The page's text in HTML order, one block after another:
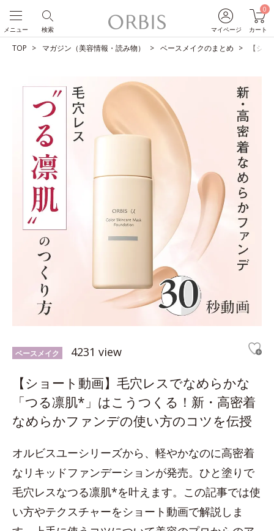
マイページ
0
カート
検索
メニュー
TOP マガジン（美容情報・読み物） ベースメイクのまとめ 【シ
ベースメイク 4231 view
【ショート動画】毛穴レスでなめらかな
「つる凛肌*」はこうつくる！新・高密着
なめらかファンデの使い方のコツを伝授
オルビスユーシリーズから、軽やかなのに高密着
なリキッドファンデーションが発売。ひと塗りで
毛穴レスなつる凛肌*を叶えます。この記事では使
い方やテクスチャーをショート動画で解説しま